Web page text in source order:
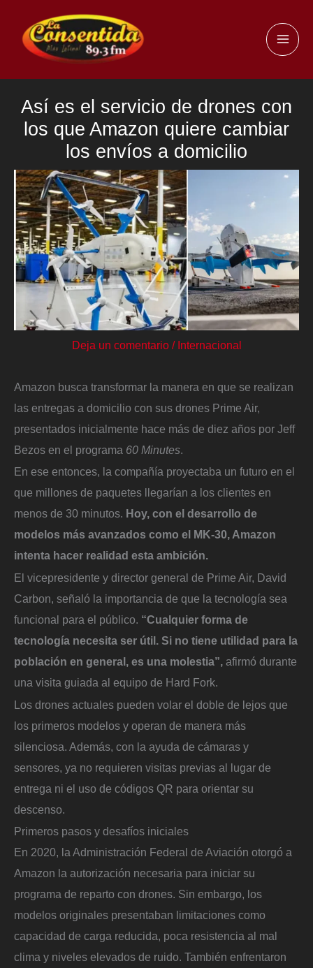
contenido
Así es el servicio de drones con
los que Amazon quiere cambiar
los envíos a domicilio
Deja un comentario / Internacional
Amazon busca transformar la manera en que se realizan
las entregas a domicilio con sus drones Prime Air,
presentados inicialmente hace más de diez años por Jeff
Bezos en el programa 60 Minutes.
En ese entonces, la compañía proyectaba un futuro en el
que millones de paquetes llegarían a los clientes en
menos de 30 minutos. Hoy, con el desarrollo de
modelos más avanzados como el MK-30, Amazon
intenta hacer realidad esta ambición.
El vicepresidente y director general de Prime Air, David
Carbon, señaló la importancia de que la tecnología sea
funcional para el público. “Cualquier forma de
tecnología necesita ser útil. Si no tiene utilidad para la
población en general, es una molestia”, afirmó durante
una visita guiada al equipo de Hard Fork.
Los drones actuales pueden volar el doble de lejos que
los primeros modelos y operan de manera más
silenciosa. Además, con la ayuda de cámaras y
sensores, ya no requieren visitas previas al lugar de
entrega ni el uso de códigos QR para orientar su
descenso.
Primeros pasos y desafíos iniciales
En 2020, la Administración Federal de Aviación otorgó a
Amazon la autorización necesaria para iniciar su
programa de reparto con drones. Sin embargo, los
modelos originales presentaban limitaciones como
capacidad de carga reducida, poca resistencia al mal
clima y niveles elevados de ruido. También enfrentaron